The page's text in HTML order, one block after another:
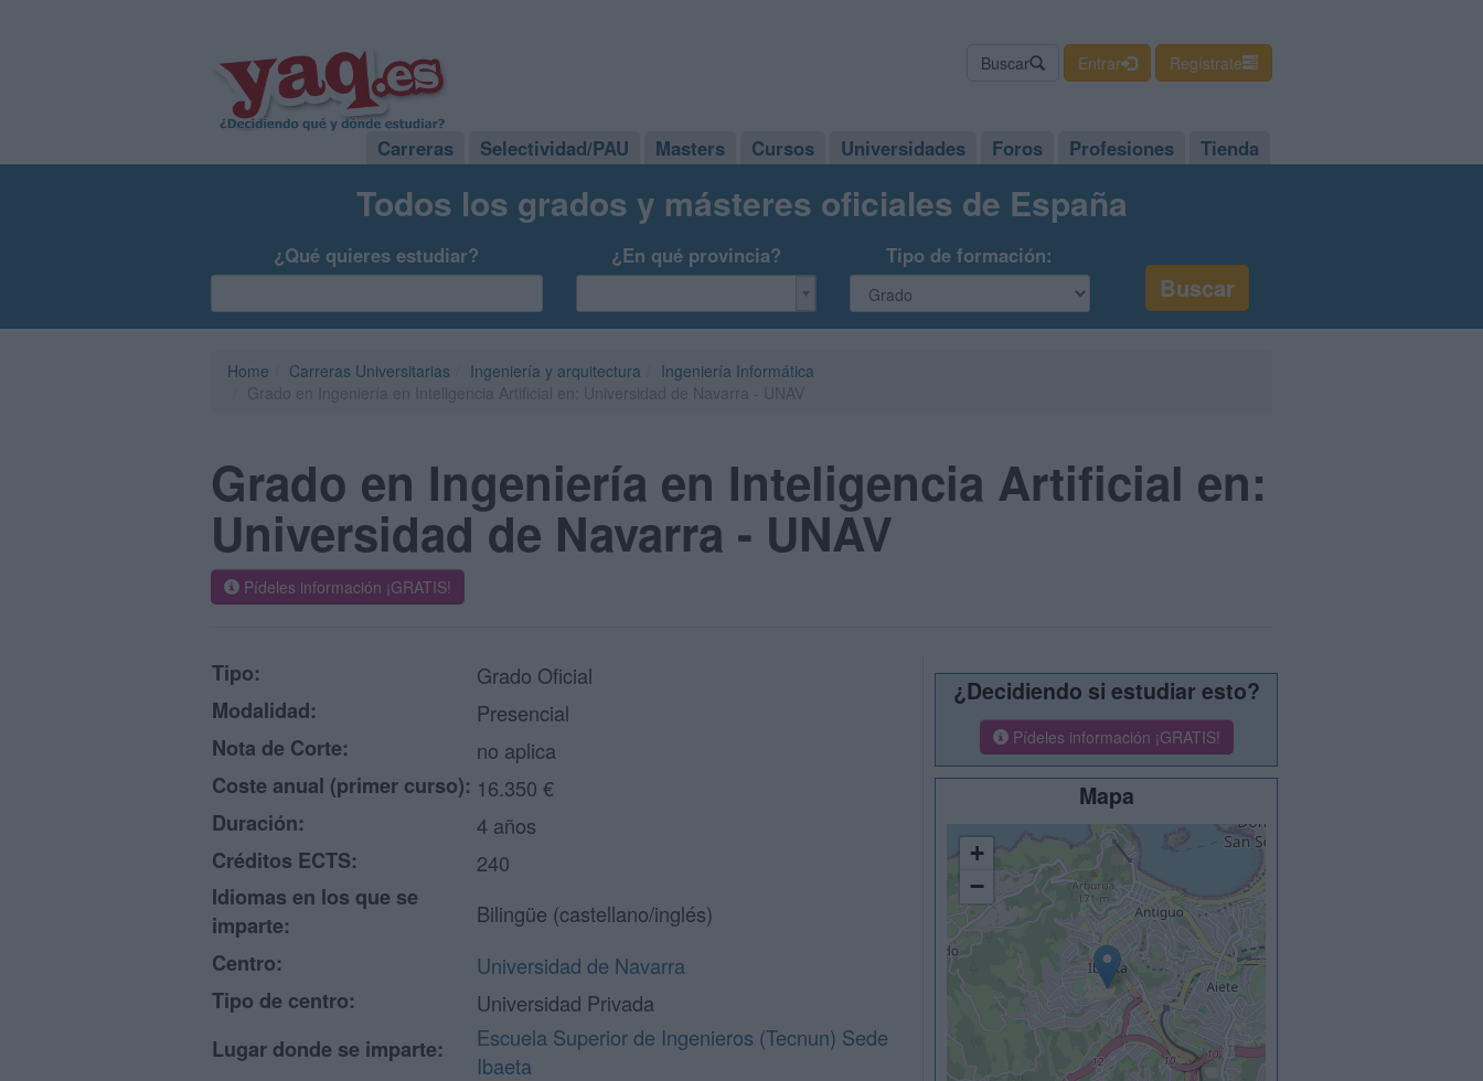
Buscar Entrar Regístrate
Carreras Selectividad/PAU Masters Cursos Universidades Foros Profesiones Tienda
Todos los grados y másteres oficiales de España
¿Qué quieres estudiar? ¿En qué provincia? Tipo de formación:
Home Carreras Universitarias Ingeniería y arquitectura
Ingeniería Informática
Grado en Ingeniería en Inteligencia Artificial en:
Universidad de Navarra - UNAV
Pídeles información ¡GRATIS!
Tipo:
Grado Oficial
Modalidad:
Presencial
Nota de Corte:
no aplica
Coste anual (primer curso): 16.350 €
Duración:
4 años
Créditos ECTS:
240
Idiomas en los que se
imparte:
Bilingüe (castellano/inglés)
Centro:
Universidad de Navarra
Tipo de centro:
Universidad Privada
Lugar donde se imparte:
Escuela Superior de Ingenieros (Tecnun) Sede
Ibaeta
¿Decidiendo si estudiar esto?
Pídeles información ¡GRATIS!
Mapa
+
−